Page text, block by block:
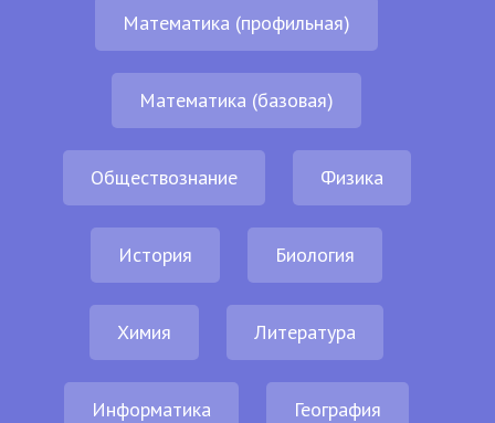
Математика (профильная)
Математика (базовая)
Обществознание Физика
История Биология
Химия Литература
Информатика География